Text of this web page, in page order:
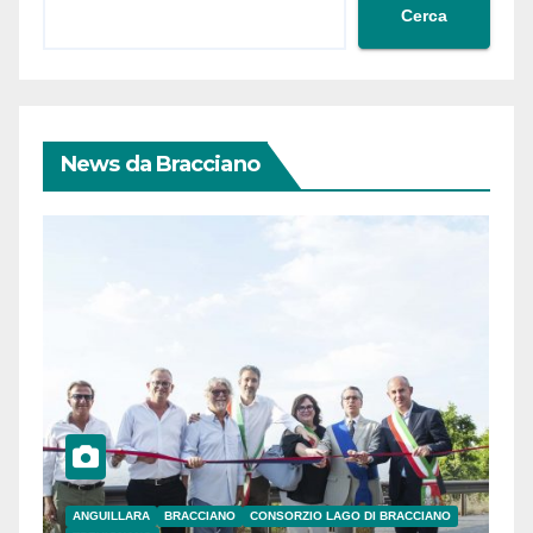
Cerca
News da Bracciano
ANGUILLARA BRACCIANO
CONSORZIO LAGO DI BRACCIANO